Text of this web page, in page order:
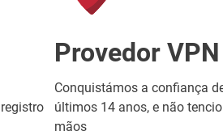
Provedor
Conquistámos a confiança
últimos 14 anos, e não
mãos